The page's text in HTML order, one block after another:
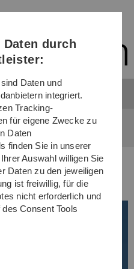
Direkt
Direkt
Direkt
(Sprache,
Drucken,
Media)
Direkt
Direkt
durch
Daten und
integriert.
Tracking-
für eigene Zwecke zu
Daten
finden Sie in unserer
Auswahl willigen Sie
Daten zu den jeweiligen
ist freiwillig, für die
nicht erforderlich und
Consent Tools